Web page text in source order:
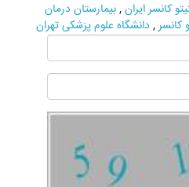
کانسر ایران,بیمارستان درمان
کانسر,دانشگاه علوم پزشکی تهران